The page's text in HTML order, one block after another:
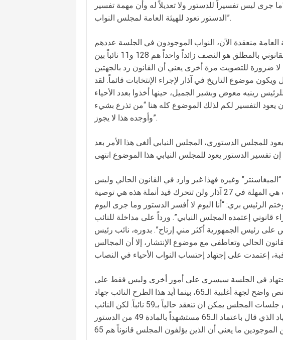
جرى ليس تفسيراً للدستور ولا تعديلاً له وأن مهمة تفسير
الدستور تعود للهيئة العامة لمجلس النواب”.
العامة منعقدة الآن، النواب الموجودون في الجلسة عددهم
101 وإذا اخذنا بالتفسيرالذي يقول بأن النصاب القانوني بالمطلق هو النصف زائداً واحداً هم 128 و11 نائباً بين
يكون 59 وبهذه الحالة لا ضرورة للتصويت مرة أخرى يعني أن القانون رد بالجهتين
ككل ويكون موضوع التاريخ في آذار لإجراء الإنتخابات قائماً. لقد
رينيه معوض وبشير الجميل، حينها أخذوا بعدد الأحياء
يعود التفسير لكم لذلك الموضوع كله هنا “من تذرع بشيء
وأوجده هذا لا يجوز”.
للمجلس الدستوري، المجلس النيابي ألغى هذا الأمر بعد
وغيره فهذا غير وارد في القانون الحالي وليس
كل شيء نريده يمكننا الحصول عليه، نتيجة التصويت هي المهلة في 27 آذار ولن تتحرك قيد أنملة هذه هي توصية
الرئيس بري: “أنا اليوم لا أفسر الدستور وما جرى اليوم
قانوني إعتمده المجلس النيابي”. ورداً على مداخلة للنائب
رئيس الجمهورية أكثر مني إرتاح”. بدوره، نائب رئيس
الحالي وتعاطفي مع موضوع الإنتشار، إلا أن المجالس
إجتهاد في الجلسة سيسري على أمور أخرى وليس فقط على
هذه الجلسة؟ أما النائب جميل السيد فقد إعتبر أن النص واضح لجهة أغلبية الـ65، بينما أيد هذا الطرح النائب جهاد
الصمد الذي رأى أن السير باجتهاد الأحياء يعني أن جلسات المجلس يمكن ان تنعقد حالياً بـ59 نائباً. لكن النائب
سميرالجسر كان حازماً في الوقوف إلى جانب الإجتهاد الذي قال باعتماد الـ65 مستشهداً بالمادة 49 من الدستور